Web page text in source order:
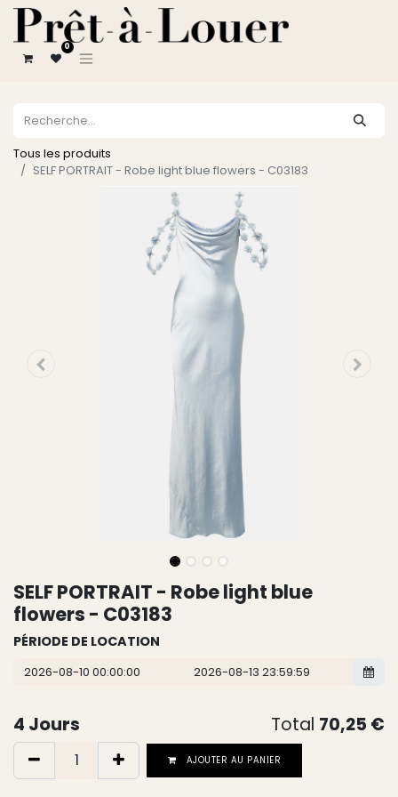
0
Tous les produits
SELF PORTRAIT - Robe light blue flowers - C03183
SELF PORTRAIT - Robe light blue
flowers - C03183
PÉRIODE DE LOCATION
4 Jours Total 70,25 €
AJOUTER AU PANIER